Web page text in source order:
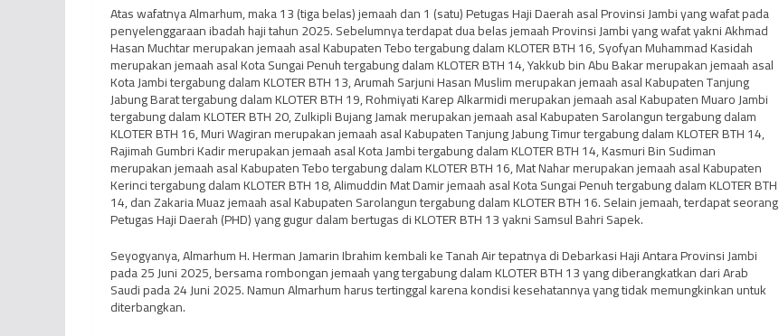
Atas wafatnya Almarhum, maka 13 (tiga belas) jemaah dan 1 (satu) Petugas Haji Daerah asal Provinsi Jambi yang wafat pada
penyelenggaraan ibadah haji tahun 2025. Sebelumnya terdapat dua belas jemaah Provinsi Jambi yang wafat yakni Akhmad
Hasan Muchtar merupakan jemaah asal Kabupaten Tebo tergabung dalam KLOTER BTH 16, Syofyan Muhammad Kasidah
merupakan jemaah asal Kota Sungai Penuh tergabung dalam KLOTER BTH 14, Yakkub bin Abu Bakar merupakan jemaah asal
Kota Jambi tergabung dalam KLOTER BTH 13, Arumah Sarjuni Hasan Muslim merupakan jemaah asal Kabupaten Tanjung
Jabung Barat tergabung dalam KLOTER BTH 19, Rohmiyati Karep Alkarmidi merupakan jemaah asal Kabupaten Muaro Jambi
tergabung dalam KLOTER BTH 20, Zulkipli Bujang Jamak merupakan jemaah asal Kabupaten Sarolangun tergabung dalam
KLOTER BTH 16, Muri Wagiran merupakan jemaah asal Kabupaten Tanjung Jabung Timur tergabung dalam KLOTER BTH 14,
Rajimah Gumbri Kadir merupakan jemaah asal Kota Jambi tergabung dalam KLOTER BTH 14, Kasmuri Bin Sudiman
merupakan jemaah asal Kabupaten Tebo tergabung dalam KLOTER BTH 16, Mat Nahar merupakan jemaah asal Kabupaten
Kerinci tergabung dalam KLOTER BTH 18, Alimuddin Mat Damir jemaah asal Kota Sungai Penuh tergabung dalam KLOTER BTH
14, dan Zakaria Muaz jemaah asal Kabupaten Sarolangun tergabung dalam KLOTER BTH 16. Selain jemaah, terdapat seorang
Petugas Haji Daerah (PHD) yang gugur dalam bertugas di KLOTER BTH 13 yakni Samsul Bahri Sapek.
Seyogyanya, Almarhum H. Herman Jamarin Ibrahim kembali ke Tanah Air tepatnya di Debarkasi Haji Antara Provinsi Jambi
pada 25 Juni 2025, bersama rombongan jemaah yang tergabung dalam KLOTER BTH 13 yang diberangkatkan dari Arab
Saudi pada 24 Juni 2025. Namun Almarhum harus tertinggal karena kondisi kesehatannya yang tidak memungkinkan untuk
diterbangkan.